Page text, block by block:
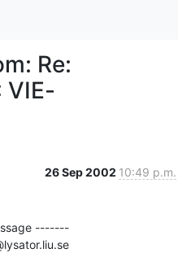
Re:
VIE-
26 Sep 2002 10:49 p.m.
-------